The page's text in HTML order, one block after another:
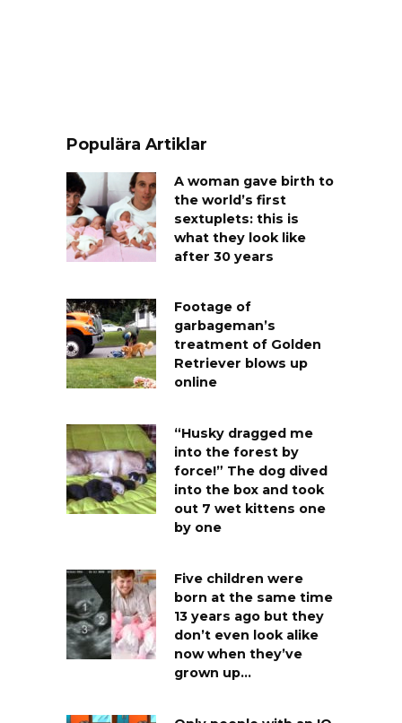
Populära Artiklar
A woman gave birth to
the world’s first
sextuplets: this is
what they look like
after 30 years
Footage of
garbageman’s
treatment of Golden
Retriever blows up
online
“Husky dragged me
into the forest by
force!” The dog dived
into the box and took
out 7 wet kittens one
by one
Five children were
born at the same time
13 years ago but they
don’t even look alike
now when they’ve
grown up…